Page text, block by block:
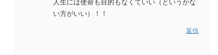
人生には使命も目的もなくていい（というかな
い方がいい）！！
返信